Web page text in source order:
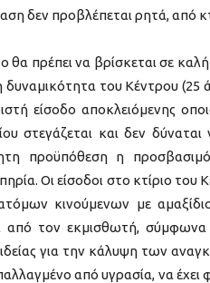
δεν προβλέπεται ρητά, από
πρέπει να βρίσκεται σε
δυναμικότητα του Κέντρου
είσοδο αποκλειόμενης
στεγάζεται και δεν
προϋπόθεση η
Οι είσοδοι στο κτίριο του
κινούμενων με
από τον εκμισθωτή,
για την κάλυψη των
από υγρασία, να